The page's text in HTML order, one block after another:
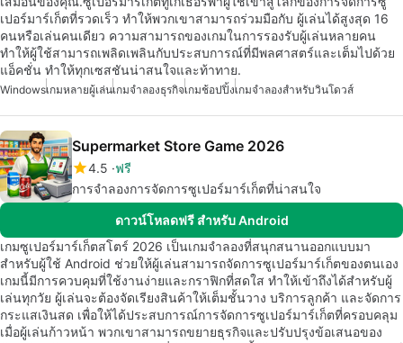
เปอร์มาร์เก็ตที่รวดเร็ว ทำให้พวกเขาสามารถร่วมมือกับ ผู้เล่นได้สูงสุด 16
คนหรือเล่นคนเดียว ความสามารถของเกมในการรองรับผู้เล่นหลายคน
ทำให้ผู้ใช้สามารถเพลิดเพลินกับประสบการณ์ที่มีพลศาสตร์และเต็มไปด้วย
แอ็คชั่น ทำให้ทุกเซสชันน่าสนใจและท้าทาย.
Windowsเกมหลายผู้เล่นเกมจำลองธุรกิจเกมช้อปปิ้งเกมจำลองสำหรับวินโดวส์
Supermarket Store Game 2026
4.5 ฟรี
การจำลองการจัดการซูเปอร์มาร์เก็ตที่น่าสนใจ
ดาวน์โหลดฟรี สำหรับ Android
เกมซูเปอร์มาร์เก็ตสโตร์ 2026 เป็นเกมจำลองที่สนุกสนานออกแบบมา
สำหรับผู้ใช้ Android ช่วยให้ผู้เล่นสามารถจัดการซูเปอร์มาร์เก็ตของตนเอง
เกมนี้มีการควบคุมที่ใช้งานง่ายและกราฟิกที่สดใส ทำให้เข้าถึงได้สำหรับผู้
เล่นทุกวัย ผู้เล่นจะต้องจัดเรียงสินค้าให้เต็มชั้นวาง บริการลูกค้า และจัดการ
กระแสเงินสด เพื่อให้ได้ประสบการณ์การจัดการซูเปอร์มาร์เก็ตที่ครอบคลุม
เมื่อผู้เล่นก้าวหน้า พวกเขาสามารถขยายธุรกิจและปรับปรุงข้อเสนอของ